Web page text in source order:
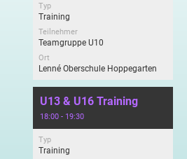
Typ
Training
Teilnehmer
Teamgruppe U10
Ort
Lenné Oberschule Hoppegarten
U13 & U16 Training
18:00 - 19:30
Typ
Training